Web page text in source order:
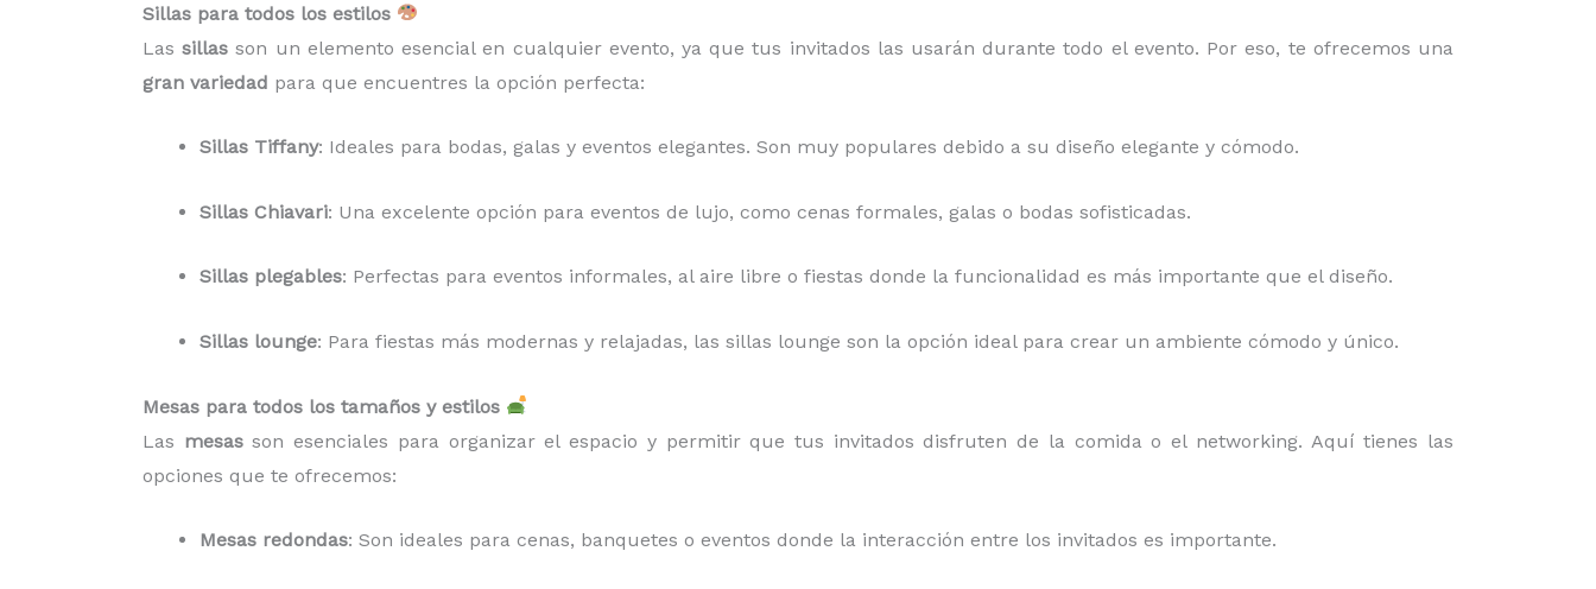
Sillas para todos los estilos
Lassillas son un elemento esencial en cualquier evento, ya que tus invitados las usarán durante todo el evento. Por eso, te ofrecemos una
gran variedad para que encuentres la opción perfecta:
Sillas Tiffany: Ideales para bodas, galas y eventos elegantes. Son muy populares debido a su diseño elegante y cómodo.
Sillas Chiavari: Una excelente opción para eventos de lujo, como cenas formales, galas o bodas sofisticadas.
Sillas plegables: Perfectas para eventos informales, al aire libre o fiestas donde la funcionalidad es más importante que el diseño.
Sillas lounge: Para fiestas más modernas y relajadas, las sillas lounge son la opción ideal para crear un ambiente cómodo y único.
Mesas para todos los tamaños y estilos
Las mesasson esenciales para organizar el espacio y permitir que tus invitados disfruten de la comida o el networking. Aquí tienes las
opciones que te ofrecemos:
Mesas redondas: Son ideales para cenas, banquetes o eventos donde la interacción entre los invitados es importante.